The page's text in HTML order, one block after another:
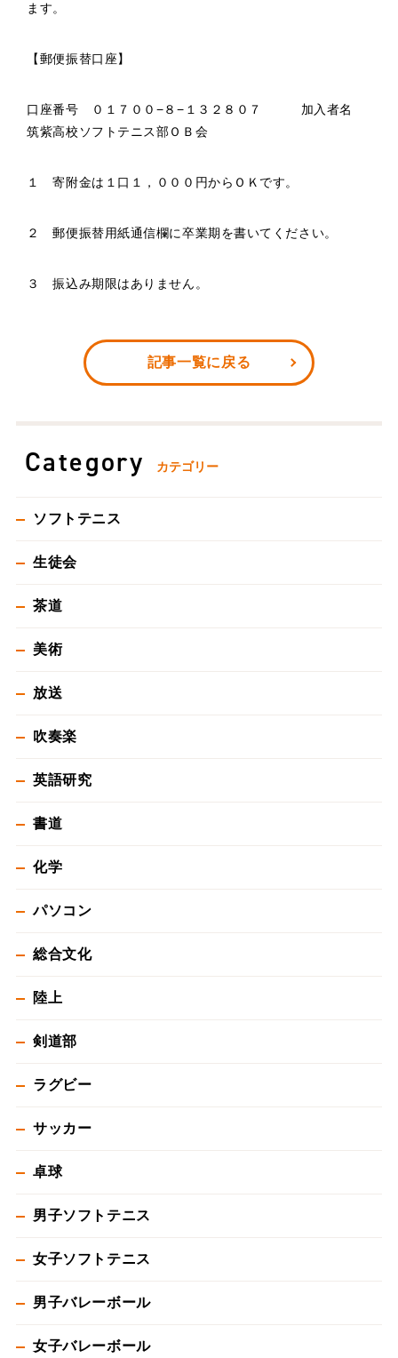
ます。
【郵便振替口座】
口座番号 ０１７００−８−１３２８０７ 加入者名
筑紫高校ソフトテニス部ＯＢ会
１ 寄附金は１口１，０００円からＯＫです。
２ 郵便振替用紙通信欄に卒業期を書いてください。
３ 振込み期限はありません。
記事一覧に戻る
Category カテゴリー
ソフトテニス
生徒会
茶道
美術
放送
吹奏楽
英語研究
書道
化学
パソコン
総合文化
陸上
剣道部
ラグビー
サッカー
卓球
男子ソフトテニス
女子ソフトテニス
男子バレーボール
女子バレーボール